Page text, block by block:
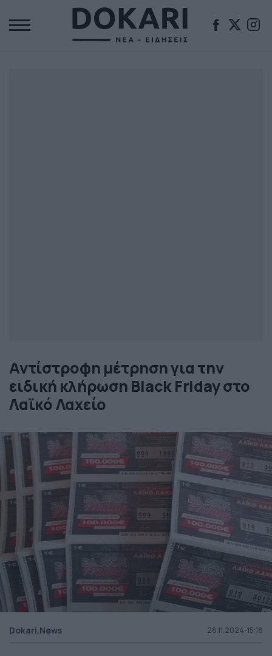
Αντίστροφη μέτρηση για την
ειδική κλήρωση Black Friday στο
Λαϊκό Λαχείο
Dokari.News 28.11.2024-15:18